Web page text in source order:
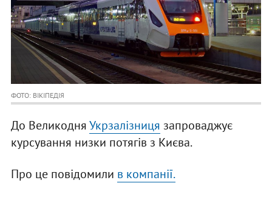
ФОТО: ВІКІПЕДІЯ
До ВеликодняУкрзалізниця запроваджує
курсування низки потягів з Києва.
Про це повідомили в компанії.